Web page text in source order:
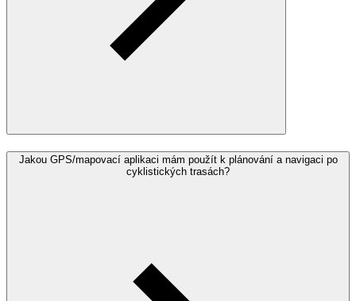
Jakou GPS/mapovací aplikaci mám použít k plánování a navigaci po
cyklistických trasách?